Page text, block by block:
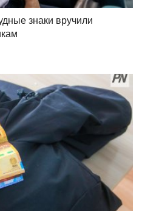
знаки вручили